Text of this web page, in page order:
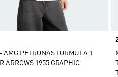
AMG PETRONAS FORMULA 1
ARROWS 1955 GRAPHIC